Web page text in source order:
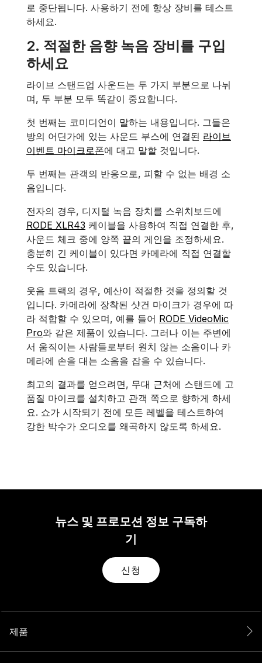
로 중단됩니다. 사용하기 전에 항상 장비를 테스트
하세요.
2. 적절한 음향 녹음 장비를 구입
하세요
라이브 스탠드업 사운드는 두 가지 부분으로 나뉘
며, 두 부분 모두 똑같이 중요합니다.
첫 번째는 코미디언이 말하는 내용입니다. 그들은
방의 어딘가에 있는 사운드 부스에 연결된 라이브
이벤트 마이크로폰에 대고 말할 것입니다.
두 번째는 관객의 반응으로, 피할 수 없는 배경 소
음입니다.
전자의 경우, 디지털 녹음 장치를 스위치보드에
RODE XLR43 케이블을 사용하여 직접 연결한 후,
사운드 체크 중에 양쪽 끝의 게인을 조정하세요.
충분히 긴 케이블이 있다면 카메라에 직접 연결할
수도 있습니다.
웃음 트랙의 경우, 예산이 적절한 것을 정의할 것
입니다. 카메라에 장착된 샷건 마이크가 경우에 따
라 적합할 수 있으며, 예를 들어 RODE VideoMic
Pro와 같은 제품이 있습니다. 그러나 이는 주변에
서 움직이는 사람들로부터 원치 않는 소음이나 카
메라에 손을 대는 소음을 잡을 수 있습니다.
최고의 결과를 얻으려면, 무대 근처에 스탠드에 고
품질 마이크를 설치하고 관객 쪽으로 향하게 하세
요. 쇼가 시작되기 전에 모든 레벨을 테스트하여
강한 박수가 오디오를 왜곡하지 않도록 하세요.
뉴스 및 프로모션 정보 구독하
기
신청
제품